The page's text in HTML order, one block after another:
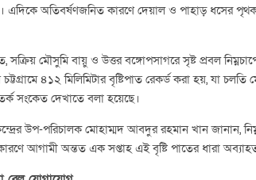
এদিকে অতিবর্ষণজনিত কারণে দেয়াল ও পাহাড় ধসের
মৌসুমি বায়ু ও উত্তর বঙ্গোপসাগরে সৃষ্ট প্রবল
৪১২ মিলিমিটার বৃষ্টিপাত রেকর্ড করা হয়, যা
সংকেত দেখাতে বলা হয়েছে।
উপ-পরিচালক মোহাম্মদ আবদুর রহমান খান জানান,
আগামী অন্তত এক সপ্তাহ এই বৃষ্টি পাতের ধারা